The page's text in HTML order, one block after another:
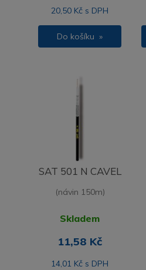
20,50 Kč s DPH
Do košíku »
SAT 501 N CAVEL
(návin 150m)
Skladem
11,58 Kč
14,01 Kč s DPH